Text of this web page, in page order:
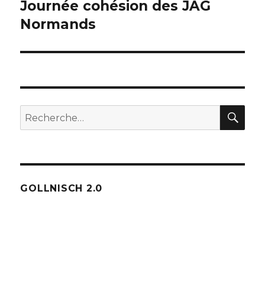
Publication
suivante :
Journée cohésion des JAG
Normands
Recherche
pour :
GOLLNISCH 2.0